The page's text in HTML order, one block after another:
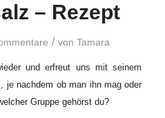
– Rezept
/ vonTamara
und erfreut uns mit seinem
je nachdem ob man ihn mag oder
Gruppe gehörst du?